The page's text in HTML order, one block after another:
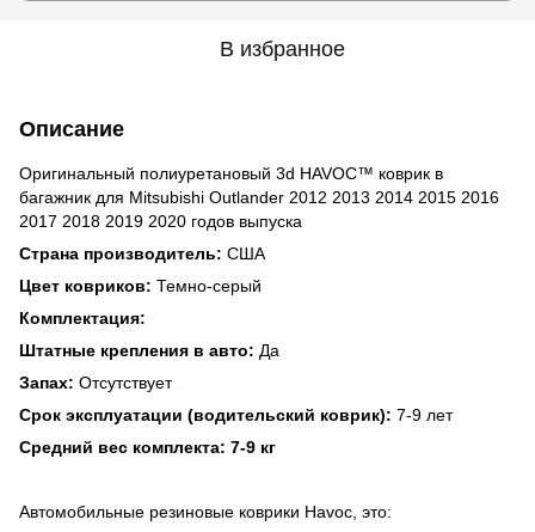
В избранное
Описание
Оригинальный полиуретановый 3d HAVOC™ коврик в
багажник для Mitsubishi Outlander 2012 2013 2014 2015 2016
2017 2018 2019 2020 годов выпуска
Страна производитель: США
Цвет ковриков: Темно-серый
Комплектация:
Штатные крепления в авто: Да
Запах: Отсутствует
Срок эксплуатации (водительский коврик): 7-9 лет
Средний вес комплекта: 7-9 кг
Автомобильные резиновые коврики Havoc, это: